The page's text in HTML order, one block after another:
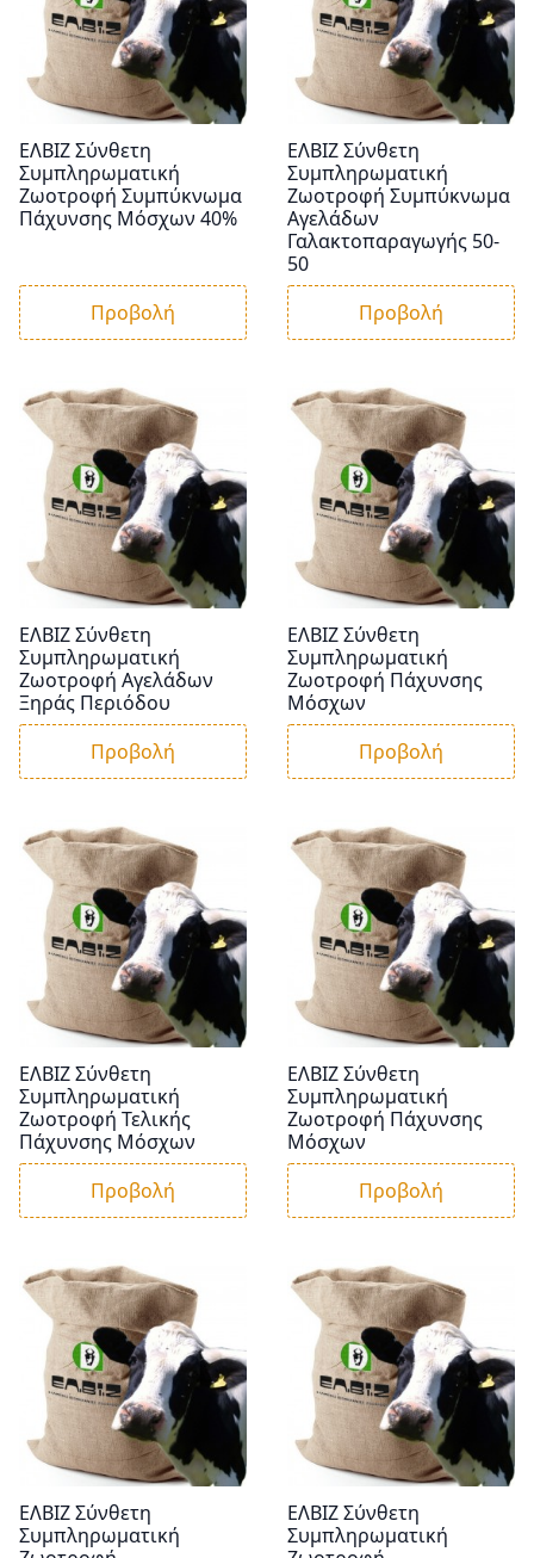
ΕΛΒΙΖ Σύνθετη
Συμπληρωματική
Ζωοτροφή Συμπύκνωμα
Πάχυνσης Μόσχων 40%
Προβολή
ΕΛΒΙΖ Σύνθετη
Συμπληρωματική
Ζωοτροφή Συμπύκνωμα
Αγελάδων
Γαλακτοπαραγωγής 50-
50
Προβολή
ΕΛΒΙΖ Σύνθετη
Συμπληρωματική
Ζωοτροφή Αγελάδων
Ξηράς Περιόδου
Προβολή
ΕΛΒΙΖ Σύνθετη
Συμπληρωματική
Ζωοτροφή Πάχυνσης
Μόσχων
Προβολή
ΕΛΒΙΖ Σύνθετη
Συμπληρωματική
Ζωοτροφή Τελικής
Πάχυνσης Μόσχων
Προβολή
ΕΛΒΙΖ Σύνθετη
Συμπληρωματική
Ζωοτροφή Πάχυνσης
Μόσχων
Προβολή
ΕΛΒΙΖ Σύνθετη
Συμπληρωματική
ΕΛΒΙΖ Σύνθετη
Συμπληρωματική